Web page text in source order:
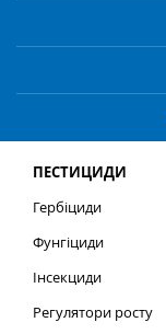
ПЕСТИЦИДИ
Гербіциди
Фунгіциди
Інсекциди
Регулятори росту